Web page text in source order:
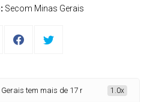
Secom Minas Gerais
tem mais de 17 mil vagas de emprego
1.0x